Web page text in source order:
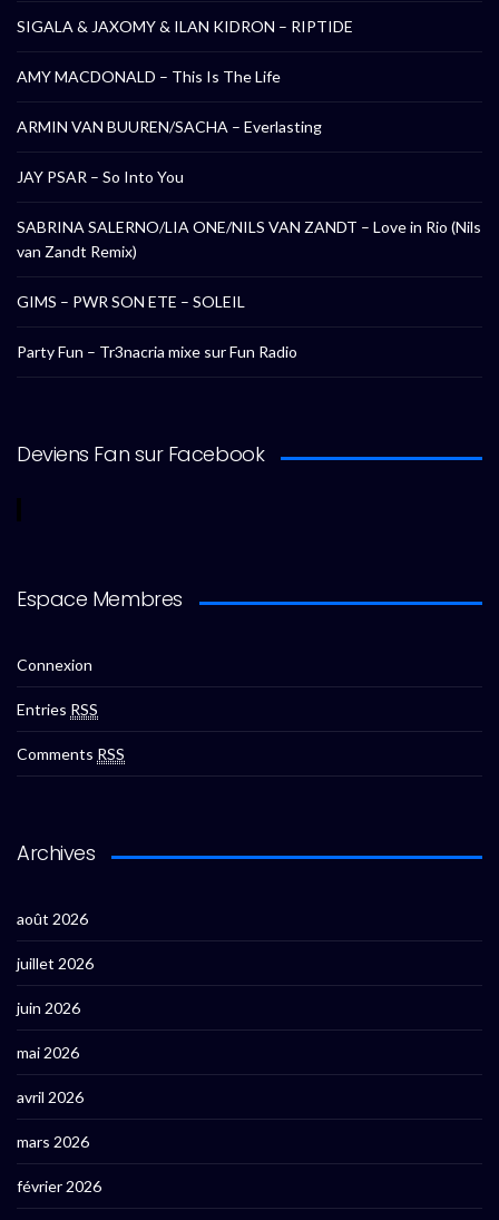
SIGALA & JAXOMY & ILAN KIDRON – RIPTIDE
AMY MACDONALD – This Is The Life
ARMIN VAN BUUREN/SACHA – Everlasting
JAY PSAR – So Into You
SABRINA SALERNO/LIA ONE/NILS VAN ZANDT – Love in Rio (Nils
van Zandt Remix)
GIMS – PWR SON ETE – SOLEIL
Party Fun – Tr3nacria mixe sur Fun Radio
Deviens Fan sur Facebook
Espace Membres
Connexion
Entries RSS
Comments RSS
Archives
août 2026
juillet 2026
juin 2026
mai 2026
avril 2026
mars 2026
février 2026